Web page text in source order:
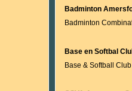
Badminton
Badminton
Base en Softbal
Base & Softball